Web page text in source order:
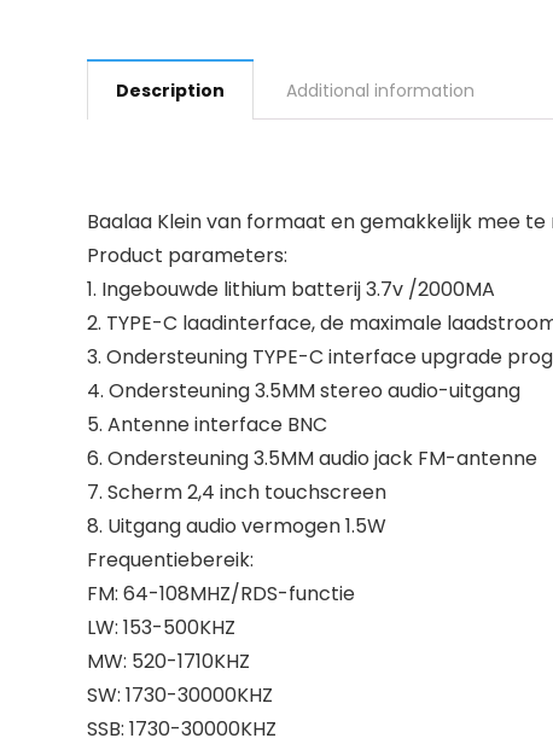
Description Additional information
Baalaa Klein van formaat en gemakkelijk mee
Product parameters:
1. Ingebouwde lithium batterij 3.7v /2000MA
2. TYPE-C laadinterface, de maximale laadstroom
3. Ondersteuning TYPE-C interface upgrade
4. Ondersteuning 3.5MM stereo audio-uitgang
5. Antenne interface BNC
6. Ondersteuning 3.5MM audio jack FM-antenne
7. Scherm 2,4 inch touchscreen
8. Uitgang audio vermogen 1.5W
Frequentiebereik:
FM: 64-108MHZ/RDS-functie
LW: 153-500KHZ
MW: 520-1710KHZ
SW: 1730-30000KHZ
SSB: 1730-30000KHZ